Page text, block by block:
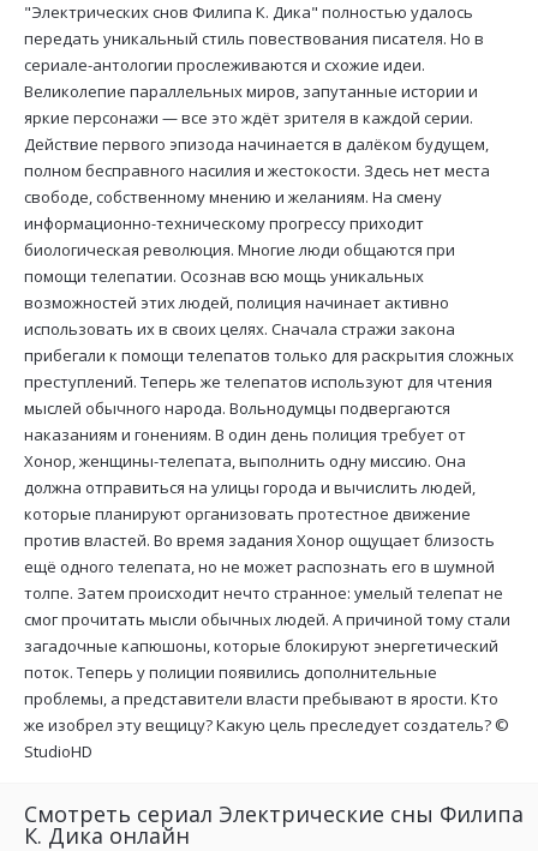
"Электрических снов Филипа К. Дика" полностью удалось
передать уникальный стиль повествования писателя. Но в
сериале-антологии прослеживаются и схожие идеи.
Великолепие параллельных миров, запутанные истории и
яркие персонажи — все это ждёт зрителя в каждой серии.
Действие первого эпизода начинается в далёком будущем,
полном бесправного насилия и жестокости. Здесь нет места
свободе, собственному мнению и желаниям. На смену
информационно-техническому прогрессу приходит
биологическая революция. Многие люди общаются при
помощи телепатии. Осознав всю мощь уникальных
возможностей этих людей, полиция начинает активно
использовать их в своих целях. Сначала стражи закона
прибегали к помощи телепатов только для раскрытия сложных
преступлений. Теперь же телепатов используют для чтения
мыслей обычного народа. Вольнодумцы подвергаются
наказаниям и гонениям. В один день полиция требует от
Хонор, женщины-телепата, выполнить одну миссию. Она
должна отправиться на улицы города и вычислить людей,
которые планируют организовать протестное движение
против властей. Во время задания Хонор ощущает близость
ещё одного телепата, но не может распознать его в шумной
толпе. Затем происходит нечто странное: умелый телепат не
смог прочитать мысли обычных людей. А причиной тому стали
загадочные капюшоны, которые блокируют энергетический
поток. Теперь у полиции появились дополнительные
проблемы, а представители власти пребывают в ярости. Кто
же изобрел эту вещицу? Какую цель преследует создатель? ©
StudioHD
Смотреть сериал Электрические сны Филипа
К. Дика онлайн